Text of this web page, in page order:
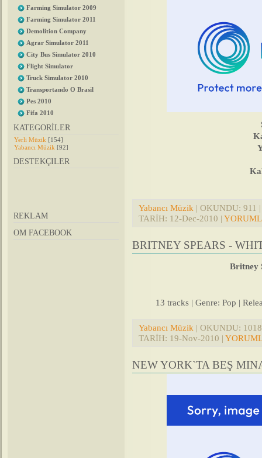
Farming Simulator 2009
Farming Simulator 2011
Demolition Company
Agrar Simulator 2011
City Bus Simulator 2010
Flight Simulator
Truck Simulator 2010
Transportando O Brasil
Pes 2010
Fifa 2010
KATEGORİLER
Yerli Müzik [154]
Yabancı Müzik [92]
DESTEKÇILER
REKLAM
OM FACEBOOK
Yabancı Müzik | OKUNDU: 911
TARİH: 12-Dec-2010 |
BRITNEY SPEARS -
Britney
13 tracks | Genre: Pop |
Yabancı Müzik | OKUNDU:
TARİH: 19-Nov-2010 |
NEW YORK`TA BEŞ